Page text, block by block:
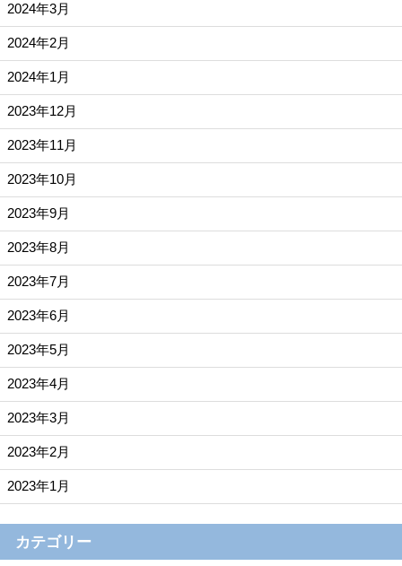
2024年3月
2024年2月
2024年1月
2023年12月
2023年11月
2023年10月
2023年9月
2023年8月
2023年7月
2023年6月
2023年5月
2023年4月
2023年3月
2023年2月
2023年1月
カテゴリー